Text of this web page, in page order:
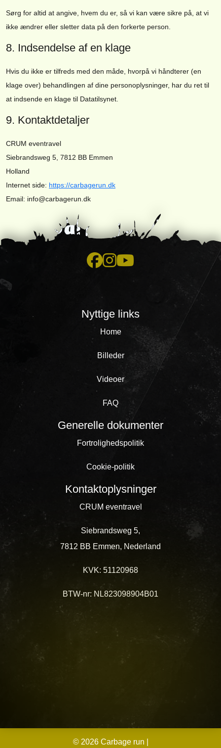
Sørg for altid at angive, hvem du er, så vi kan være sikre på, at vi
ikke ændrer eller sletter data på den forkerte person.
8. Indsendelse af en klage
Hvis du ikke er tilfreds med den måde, hvorpå vi håndterer (en
klage over) behandlingen af ​​dine personoplysninger, har du ret til
at indsende en klage til Datatilsynet.
9. Kontaktdetaljer
CRUM eventravel
Siebrandsweg 5, 7812 BB Emmen
Holland
Internet side: https://carbagerun.dk
Email: info@carbagerun.dk
Nyttige links
Home
Billeder
Videoer
FAQ
Generelle dokumenter
Fortrolighedspolitik
Cookie-politik
Kontaktoplysninger
CRUM eventravel
Siebrandsweg 5,
7812 BB Emmen, Nederland
KVK: 51120968
BTW-nr: NL823098904B01
© 2026 Carbage run